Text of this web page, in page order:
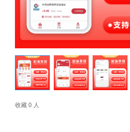
收藏 0 人